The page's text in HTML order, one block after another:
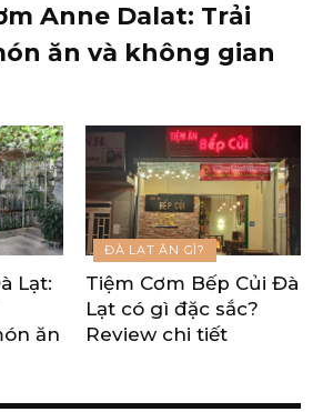
Anne Dalat: Trải
ăn và không gian
Lạt:
ăn
ĐÀ LẠT ĂN GÌ?
Tiệm Cơm Bếp Củi Đà
Lạt có gì đặc sắc?
Review chi tiết